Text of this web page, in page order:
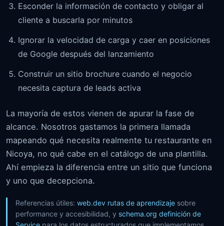
Esconder la información de contacto y obligar al
cliente a buscarla por minutos
Ignorar la velocidad de carga y caer en posiciones
de Google después del lanzamiento
Construir un sitio brochure cuando el negocio
necesita captura de leads activa
La mayoría de estos vienen de apurar la fase de
alcance. Nosotros gastamos la primera llamada
mapeando qué necesita realmente tu restaurante en
Nicoya, no qué cabe en el catálogo de una plantilla.
Ahí empieza la diferencia entre un sitio que funciona
y uno que decepciona.
Referencias útiles: web.dev rutas de aprendizaje sobre
performance y accesibilidad, y schema.org definición de